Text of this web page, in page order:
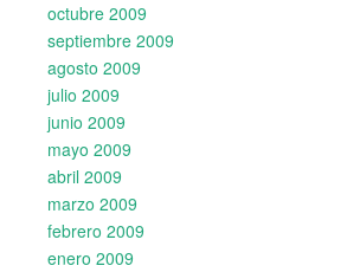
octubre 2009
septiembre 2009
agosto 2009
julio 2009
junio 2009
mayo 2009
abril 2009
marzo 2009
febrero 2009
enero 2009